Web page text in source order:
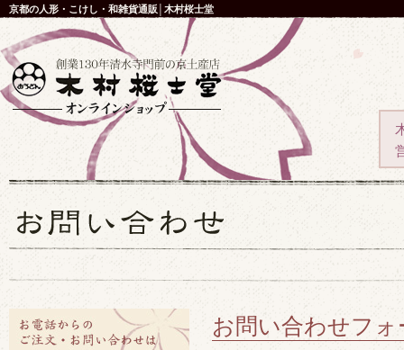
京都の人形・こけし・和雑貨通販│木村桜士堂
お問い合わせフォ